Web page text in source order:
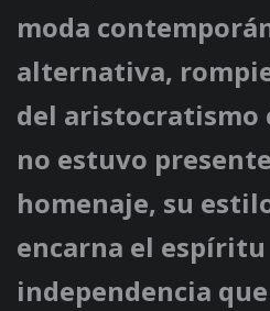
moda
alternativa,
del aristocratismo
no estuvo
homenaje, su
encarna el espíritu
independencia